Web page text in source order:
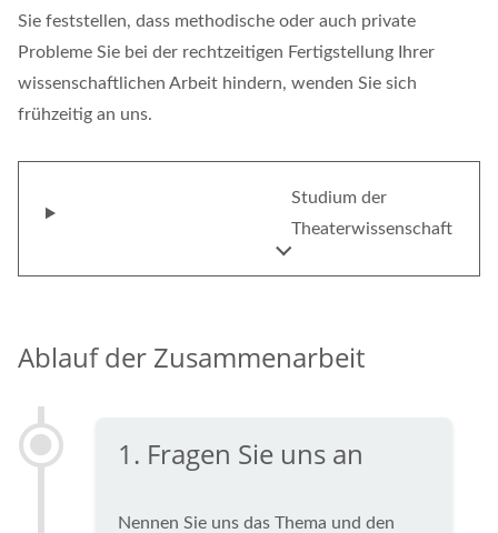
Sie feststellen, dass methodische oder auch private
Probleme Sie bei der rechtzeitigen Fertigstellung Ihrer
wissenschaftlichen Arbeit hindern, wenden Sie sich
frühzeitig an uns.
Studium der
Theaterwissenschaft
Ablauf der Zusammenarbeit
1. Fragen Sie uns an
Nennen Sie uns das Thema und den